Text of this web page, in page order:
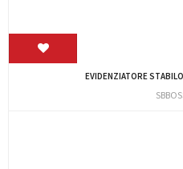
EVIDENZIATORE